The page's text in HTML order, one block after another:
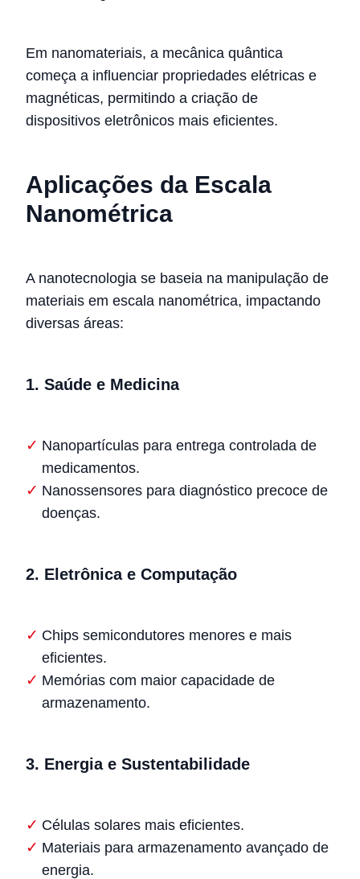
Em nanomateriais, a mecânica quântica
começa a influenciar propriedades elétricas e
magnéticas, permitindo a criação de
dispositivos eletrônicos mais eficientes.
Aplicações da Escala
Nanométrica
A nanotecnologia se baseia na manipulação de
materiais em escala nanométrica, impactando
diversas áreas:
1. Saúde e Medicina
Nanopartículas para entrega controlada de
medicamentos.
Nanossensores para diagnóstico precoce de
doenças.
2. Eletrônica e Computação
Chips semicondutores menores e mais
eficientes.
Memórias com maior capacidade de
armazenamento.
3. Energia e Sustentabilidade
Células solares mais eficientes.
Materiais para armazenamento avançado de
energia.